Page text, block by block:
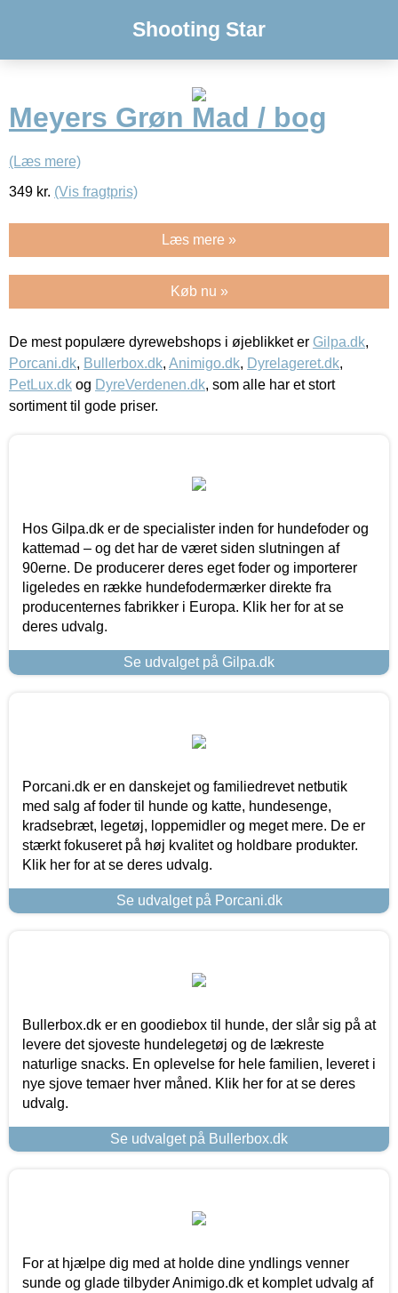
Shooting Star
Meyers Grøn Mad / bog
(Læs mere)
349 kr. (Vis fragtpris)
Læs mere »
Køb nu »
De mest populære dyrewebshops i øjeblikket er Gilpa.dk,
Porcani.dk, Bullerbox.dk, Animigo.dk, Dyrelageret.dk,
PetLux.dk og DyreVerdenen.dk, som alle har et stort
sortiment til gode priser.
Hos Gilpa.dk er de specialister inden for hundefoder og
kattemad – og det har de været siden slutningen af
90erne. De producerer deres eget foder og importerer
ligeledes en række hundefodermærker direkte fra
producenternes fabrikker i Europa. Klik her for at se
deres udvalg.
Se udvalget på Gilpa.dk
Porcani.dk er en danskejet og familiedrevet netbutik
med salg af foder til hunde og katte, hundesenge,
kradsebræt, legetøj, loppemidler og meget mere. De er
stærkt fokuseret på høj kvalitet og holdbare produkter.
Klik her for at se deres udvalg.
Se udvalget på Porcani.dk
Bullerbox.dk er en goodiebox til hunde, der slår sig på at
levere det sjoveste hundelegetøj og de lækreste
naturlige snacks. En oplevelse for hele familien, leveret i
nye sjove temaer hver måned. Klik her for at se deres
udvalg.
Se udvalget på Bullerbox.dk
For at hjælpe dig med at holde dine yndlings venner
sunde og glade tilbyder Animigo.dk et komplet udvalg af